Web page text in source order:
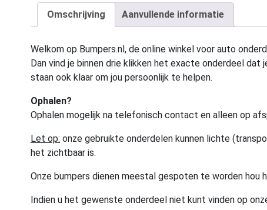
Omschrijving Aanvullende informatie
Welkom op Bumpers.nl, de online winkel voor auto
Dan vind je binnen drie klikken het exacte onderdeel
staan ook klaar om jou persoonlijk te helpen.
Ophalen?
Ophalen mogelijk na telefonisch contact en alleen op
Let op: onze gebruikte onderdelen kunnen lichte
het zichtbaar is.
Onze bumpers dienen meestal gespoten te worden hou
Indien u het gewenste onderdeel niet kunt vinden op